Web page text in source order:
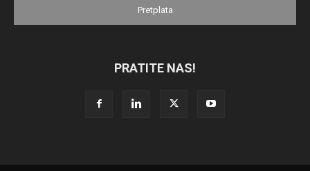
Pretplata
PRATITE NAS!